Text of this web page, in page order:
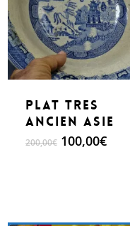
Plat tres
ancien Asie
200,00€ Le
100,00€Le